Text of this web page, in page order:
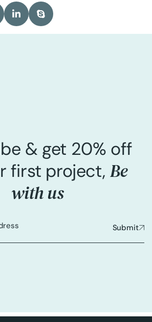
& get 20% off
first project, Be
with us
Submit